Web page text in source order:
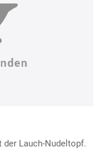
der Lauch-Nudeltopf.